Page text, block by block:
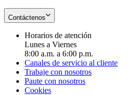
Contáctenos
Horarios de atención
Lunes a Viernes
8:00 a.m. a 6:00 p.m.
Canales de servicio al cliente
Trabaje con nosotros
Paute con nosotros
Cookies